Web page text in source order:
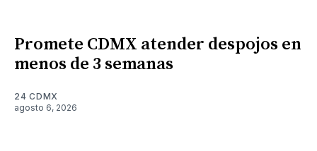
Promete CDMX atender despojos en
menos de 3 semanas
24 CDMX
agosto 6, 2026